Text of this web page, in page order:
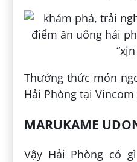
Thưởng thức món
Hải Phòng tại
MARUKAME
Vậy Hải Phòng có